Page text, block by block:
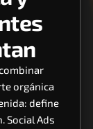
orgánica
define
Social Ads